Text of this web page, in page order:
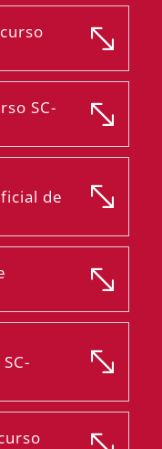
SC-
de